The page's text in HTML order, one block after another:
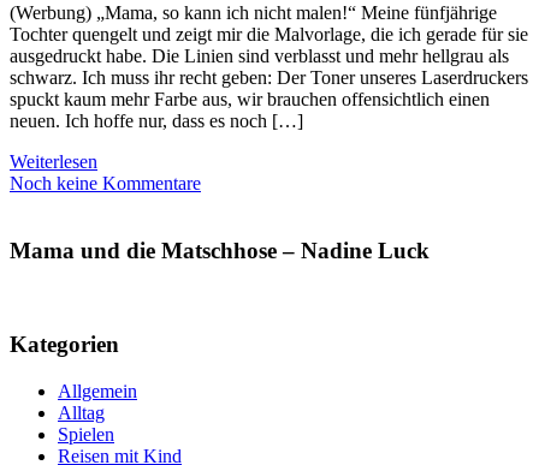
(Werbung) „Mama, so kann ich nicht malen!“ Meine fünfjährige
Tochter quengelt und zeigt mir die Malvorlage, die ich gerade für sie
ausgedruckt habe. Die Linien sind verblasst und mehr hellgrau als
schwarz. Ich muss ihr recht geben: Der Toner unseres Laserdruckers
spuckt kaum mehr Farbe aus, wir brauchen offensichtlich einen
neuen. Ich hoffe nur, dass es noch […]
Weiterlesen
Noch keine Kommentare
Mama und die Matschhose – Nadine Luck
Kategorien
Allgemein
Alltag
Spielen
Reisen mit Kind